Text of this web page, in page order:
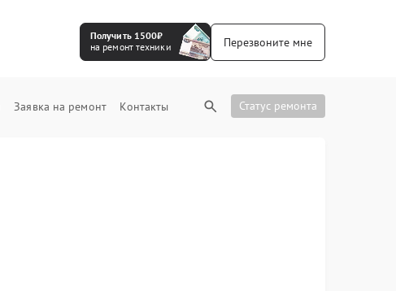
Получить 1500₽
на ремонт техники
Перезвоните мне
Заявка на ремонт Контакты Статус ремонта